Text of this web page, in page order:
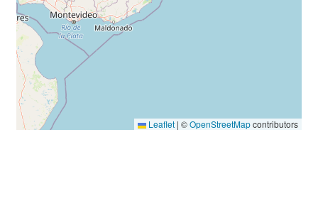
Leaflet | ©OpenStreetMapcontributors